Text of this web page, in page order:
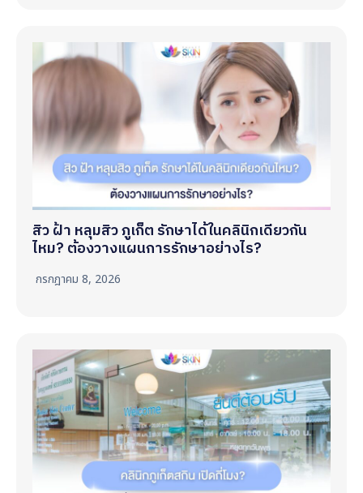
สิว ฝ้า หลุมสิว ภูเก็ต รักษาได้ในคลินิกเดียวกัน
ไหม? ต้องวางแผนการรักษาอย่างไร?
กรกฎาคม 8, 2026